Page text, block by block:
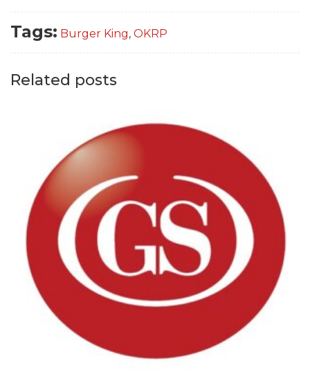
Tags: Burger King, OKRP
Related posts